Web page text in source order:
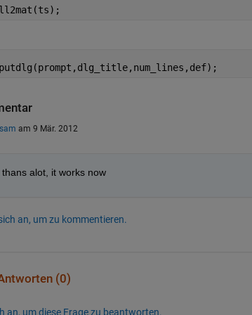
am 9 Mär. 2012
thans alot, it works now
an, um zu kommentieren.
(0)
an, um diese Frage zu beantworten.